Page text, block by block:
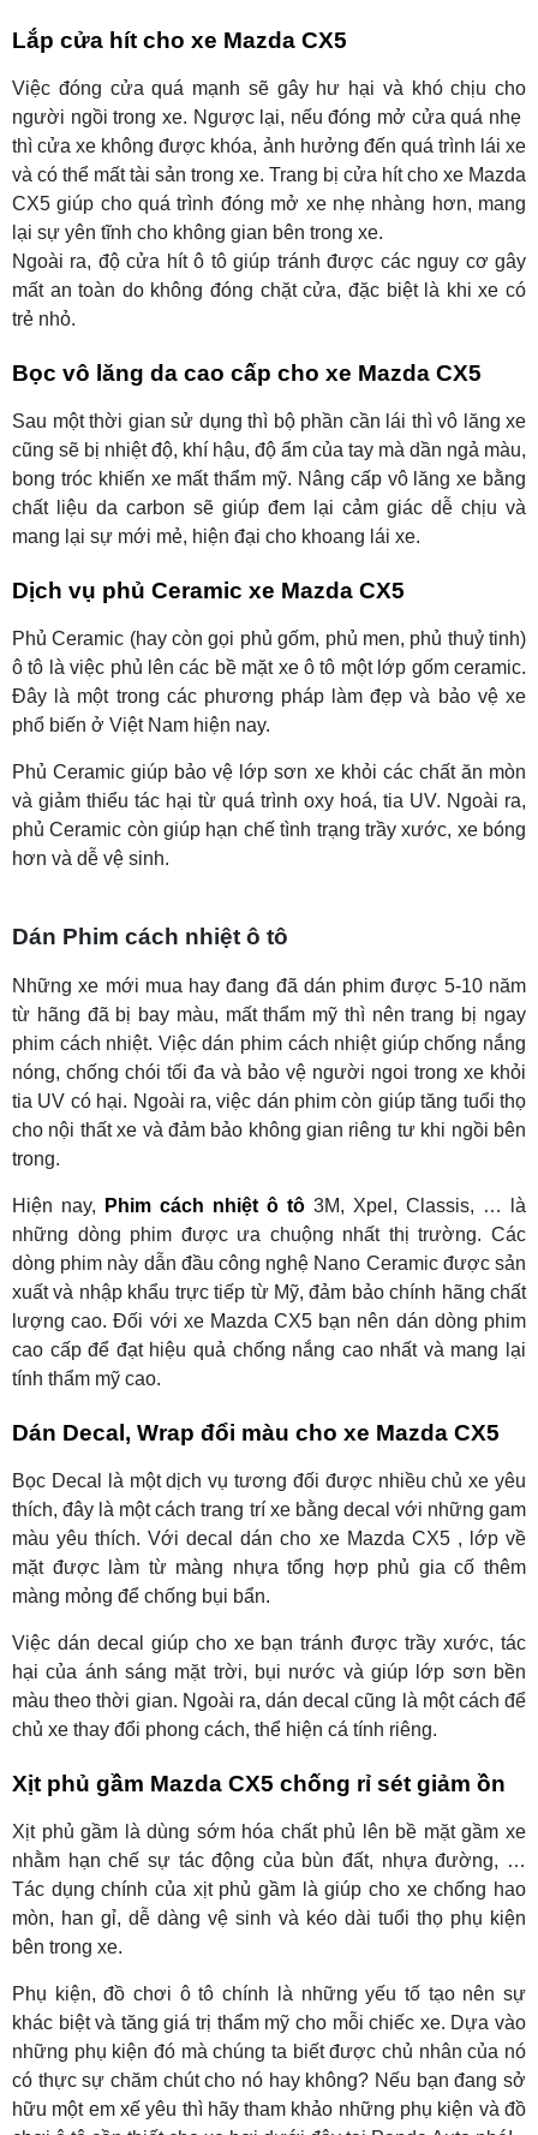
Lắp cửa hít cho xe Mazda CX5
Việc đóng cửa quá mạnh sẽ gây hư hại và khó chịu cho
người ngồi trong xe. Ngược lại, nếu đóng mở cửa quá nhẹ
thì cửa xe không được khóa, ảnh hưởng đến quá trình lái xe
và có thể mất tài sản trong xe. Trang bị cửa hít cho xe Mazda
CX5 giúp cho quá trình đóng mở xe nhẹ nhàng hơn, mang
lại sự yên tĩnh cho không gian bên trong xe.
Ngoài ra, độ cửa hít ô tô giúp tránh được các nguy cơ gây
mất an toàn do không đóng chặt cửa, đặc biệt là khi xe có
trẻ nhỏ.
Bọc vô lăng da cao cấp cho xe Mazda CX5
Sau một thời gian sử dụng thì bộ phần cần lái thì vô lăng xe
cũng sẽ bị nhiệt độ, khí hậu, độ ẩm của tay mà dần ngả màu,
bong tróc khiến xe mất thẩm mỹ. Nâng cấp vô lăng xe bằng
chất liệu da carbon sẽ giúp đem lại cảm giác dễ chịu và
mang lại sự mới mẻ, hiện đại cho khoang lái xe.
Dịch vụ phủ Ceramic xe Mazda CX5
Phủ Ceramic (hay còn gọi phủ gốm, phủ men, phủ thuỷ tinh)
ô tô là việc phủ lên các bề mặt xe ô tô một lớp gốm ceramic.
Đây là một trong các phương pháp làm đẹp và bảo vệ xe
phổ biến ở Việt Nam hiện nay.
Phủ Ceramic giúp bảo vệ lớp sơn xe khỏi các chất ăn mòn
và giảm thiểu tác hại từ quá trình oxy hoá, tia UV. Ngoài ra,
phủ Ceramic còn giúp hạn chế tình trạng trầy xước, xe bóng
hơn và dễ vệ sinh.
Dán Phim cách nhiệt ô tô
Những xe mới mua hay đang đã dán phim được 5-10 năm
từ hãng đã bị bay màu, mất thẩm mỹ thì nên trang bị ngay
phim cách nhiệt. Việc dán phim cách nhiệt giúp chống nắng
nóng, chống chói tối đa và bảo vệ người ngoi trong xe khỏi
tia UV có hại. Ngoài ra, việc dán phim còn giúp tăng tuổi thọ
cho nội thất xe và đảm bảo không gian riêng tư khi ngồi bên
trong.
Hiện nay, Phim cách nhiệt ô tô 3M, Xpel, Classis, … là
những dòng phim được ưa chuộng nhất thị trường. Các
dòng phim này dẫn đầu công nghệ Nano Ceramic được sản
xuất và nhập khẩu trực tiếp từ Mỹ, đảm bảo chính hãng chất
lượng cao. Đối với xe Mazda CX5 bạn nên dán dòng phim
cao cấp để đạt hiệu quả chống nắng cao nhất và mang lại
tính thẩm mỹ cao.
Dán Decal, Wrap đổi màu cho xe Mazda CX5
Bọc Decal là một dịch vụ tương đối được nhiều chủ xe yêu
thích, đây là một cách trang trí xe bằng decal với những gam
màu yêu thích. Với decal dán cho xe Mazda CX5 , lớp về
mặt được làm từ màng nhựa tổng hợp phủ gia cố thêm
màng mỏng để chống bụi bẩn.
Việc dán decal giúp cho xe bạn tránh được trầy xước, tác
hại của ánh sáng mặt trời, bụi nước và giúp lớp sơn bền
màu theo thời gian. Ngoài ra, dán decal cũng là một cách để
chủ xe thay đổi phong cách, thể hiện cá tính riêng.
Xịt phủ gầm Mazda CX5 chống rỉ sét giảm ồn
Xịt phủ gầm là dùng sớm hóa chất phủ lên bề mặt gầm xe
nhằm hạn chế sự tác động của bùn đất, nhựa đường, …
Tác dụng chính của xịt phủ gầm là giúp cho xe chống hao
mòn, han gỉ, dễ dàng vệ sinh và kéo dài tuổi thọ phụ kiện
bên trong xe.
Phụ kiện, đồ chơi ô tô chính là những yếu tố tạo nên sự
khác biệt và tăng giá trị thẩm mỹ cho mỗi chiếc xe. Dựa vào
những phụ kiện đó mà chúng ta biết được chủ nhân của nó
có thực sự chăm chút cho nó hay không? Nếu bạn đang sở
hữu một em xế yêu thì hãy tham khảo những phụ kiện và đồ